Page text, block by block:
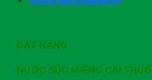
ĐẶT HÀNG
NƯỚC SÚC MIỆNG CAI